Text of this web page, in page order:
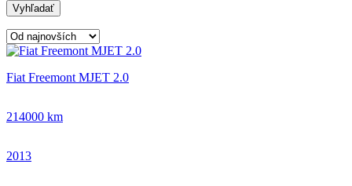
Vyhľadať
Fiat Freemont MJET 2.0
214000 km
2013